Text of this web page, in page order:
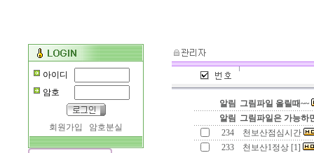
아이디
암호
회원가입 암호분실
알림 그림파일 올릴때~~
알림 그림파일은 가능하
234
천보산점심시간
233
천보산1정상 [1]